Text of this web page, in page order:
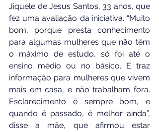
Jiquele de Jesus Santos, 33 anos, que
fez uma avaliação da iniciativa. “Muito
bom, porque presta conhecimento
para algumas mulheres que não têm
o máximo de estudo, só foi até o
ensino médio ou no básico. E traz
informação para mulheres que vivem
mais em casa, e não trabalham fora.
Esclarecimento é sempre bom, e
quando é passado, é melhor ainda”,
disse a mãe, que afirmou estar